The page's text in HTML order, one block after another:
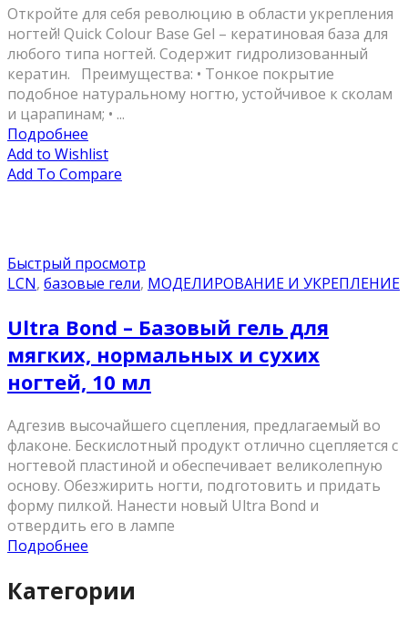
Откройте для себя революцию в области укрепления
ногтей! Quick Colour Base Gel – кератиновая база для
любого типа ногтей. Содержит гидролизованный
кератин. Преимущества: • Тонкое покрытие
подобное натуральному ногтю, устойчивое к сколам
и царапинам; • ...
Подробнее
Add to Wishlist
Add To Compare
Быстрый просмотр
LCN, базовые гели, МОДЕЛИРОВАНИЕ И УКРЕПЛЕНИЕ
Ultra Bond – Базовый гель для
мягких, нормальных и сухих
ногтей, 10 мл
Адгезив высочайшего сцепления, предлагаемый во
флаконе. Бескислотный продукт отлично сцепляется с
ногтевой пластиной и обеспечивает великолепную
основу. Обезжирить ногти, подготовить и придать
форму пилкой. Нанести новый Ultra Bond и
отвердить его в лампе
Подробнее
Категории